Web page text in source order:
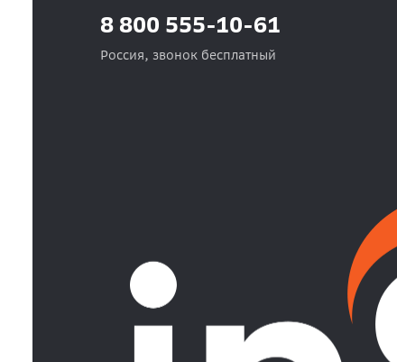
8 800 555-10-61
Россия, звонок бесплатный